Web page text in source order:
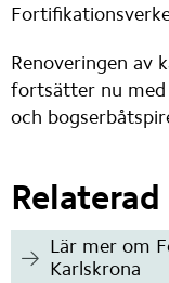
Renoveringen av
fortsätter nu med
och
Lär mer om
Karlskrona